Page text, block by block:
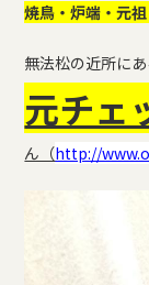
焼鳥・炉端・
無法松の近所に
元チェ
ん（http://